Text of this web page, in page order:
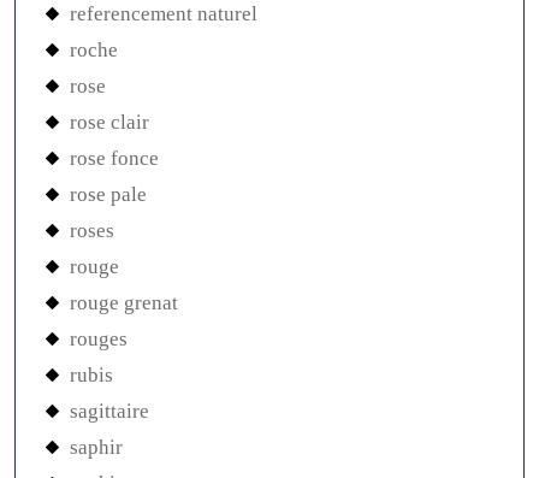
referencement naturel
roche
rose
rose clair
rose fonce
rose pale
roses
rouge
rouge grenat
rouges
rubis
sagittaire
saphir